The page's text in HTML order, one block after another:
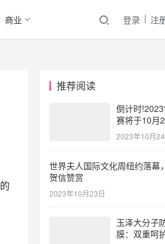
商业 登录 注
推荐阅读
倒计时
赛将于10月
营点燃时尚
2023年10月
世界夫人国际文化周纽约落幕
贺信赞赏
2023年10月23日
玉泽大分子
膜：双重呵